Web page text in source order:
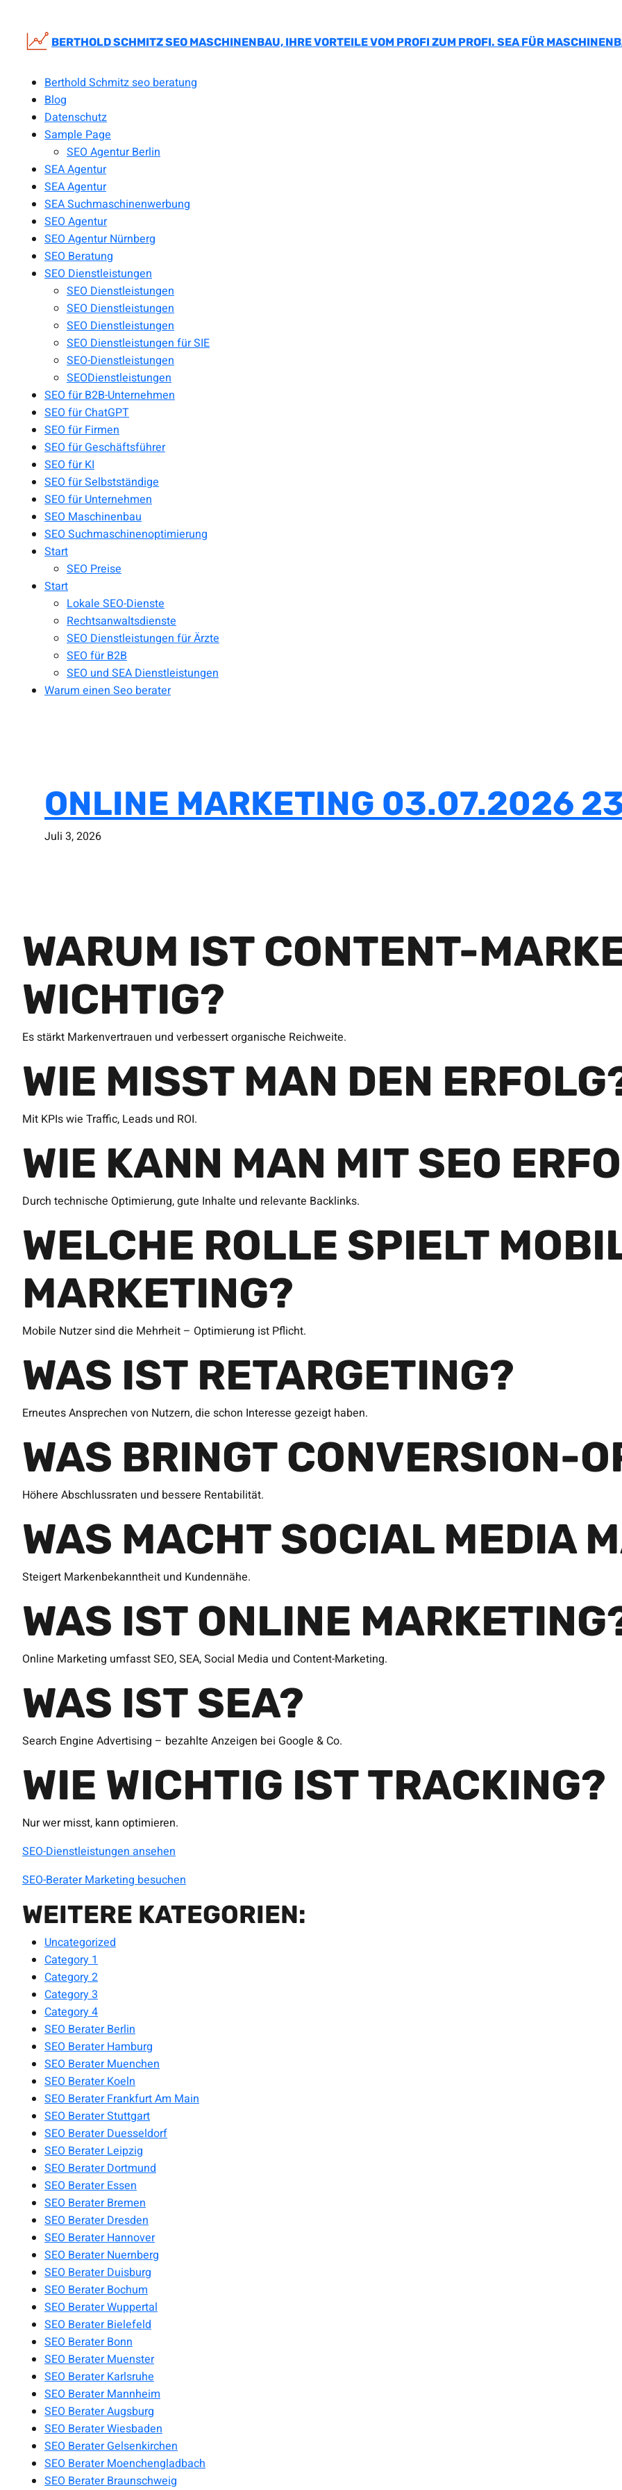
springen
BERTHOLD SCHMITZ SEO MASCHINENBAU, IHRE VORTEILE VOM PROFI ZUM PROFI. SEA FÜR
Berthold Schmitz seo beratung
Blog
Datenschutz
Sample Page
SEO Agentur Berlin
SEA Agentur
SEA Agentur
SEA Suchmaschinenwerbung
SEO Agentur
SEO Agentur Nürnberg
SEO Beratung
SEO Dienstleistungen
SEO Dienstleistungen
SEO Dienstleistungen
SEO Dienstleistungen
SEO Dienstleistungen für SIE
SEO-Dienstleistungen
SEODienstleistungen
SEO für B2B-Unternehmen
SEO für ChatGPT
SEO für Firmen
SEO für Geschäftsführer
SEO für KI
SEO für Selbstständige
SEO für Unternehmen
SEO Maschinenbau
SEO Suchmaschinenoptimierung
Start
SEO Preise
Start
Lokale SEO-Dienste
Rechtsanwaltsdienste
SEO Dienstleistungen für Ärzte
SEO für B2B
SEO und SEA Dienstleistungen
Warum einen Seo berater
ONLINE MARKETING 03.07.2026
Juli 3, 2026
WARUM IST CONTENT-
WICHTIG?
Es stärkt Markenvertrauen und verbessert organische Reichweite.
WIE MISST MAN DEN
Mit KPIs wie Traffic, Leads und ROI.
WIE KANN MAN MIT SEO
Durch technische Optimierung, gute Inhalte und relevante Backlinks.
WELCHE ROLLE SPIELT
MARKETING?
Mobile Nutzer sind die Mehrheit – Optimierung ist Pflicht.
WAS IST RETARGETING?
Erneutes Ansprechen von Nutzern, die schon Interesse gezeigt haben.
WAS BRINGT CONVERSION-
Höhere Abschlussraten und bessere Rentabilität.
WAS MACHT SOCIAL MEDIA
Steigert Markenbekanntheit und Kundennähe.
WAS IST ONLINE
Online Marketing umfasst SEO, SEA, Social Media und Content-Marketing.
WAS IST SEA?
Search Engine Advertising – bezahlte Anzeigen bei Google & Co.
WIE WICHTIG IST TRACKING?
Nur wer misst, kann optimieren.
SEO-Dienstleistungen ansehen
SEO-Berater Marketing besuchen
WEITERE KATEGORIEN:
Uncategorized
Category 1
Category 2
Category 3
Category 4
SEO Berater Berlin
SEO Berater Hamburg
SEO Berater Muenchen
SEO Berater Koeln
SEO Berater Frankfurt Am Main
SEO Berater Stuttgart
SEO Berater Duesseldorf
SEO Berater Leipzig
SEO Berater Dortmund
SEO Berater Essen
SEO Berater Bremen
SEO Berater Dresden
SEO Berater Hannover
SEO Berater Nuernberg
SEO Berater Duisburg
SEO Berater Bochum
SEO Berater Wuppertal
SEO Berater Bielefeld
SEO Berater Bonn
SEO Berater Muenster
SEO Berater Karlsruhe
SEO Berater Mannheim
SEO Berater Augsburg
SEO Berater Wiesbaden
SEO Berater Gelsenkirchen
SEO Berater Moenchengladbach
SEO Berater Braunschweig